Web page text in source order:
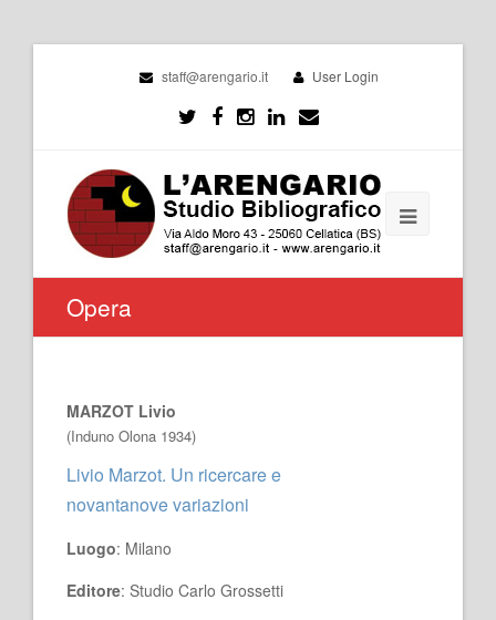
staff@arengario.it User Login
Opera
MARZOT Livio
(Induno Olona 1934)
Livio Marzot. Un ricercare e
novantanove variazioni
Luogo: Milano
Editore: Studio Carlo Grossetti